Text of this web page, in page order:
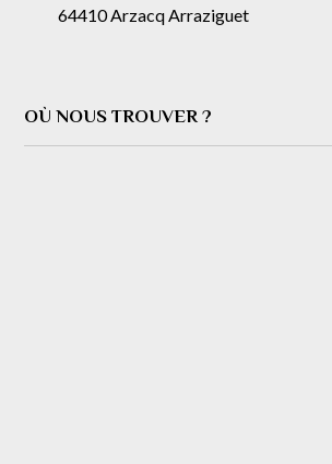
64410 Arzacq Arraziguet
OÙ NOUS TROUVER ?